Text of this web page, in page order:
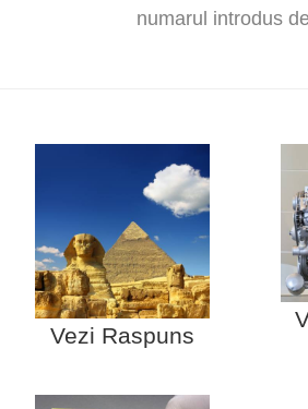
numarul introdus
Vezi Raspuns